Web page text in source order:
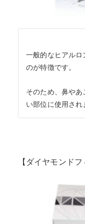
一般的なヒアル
のが特徴です。
そのため、鼻や
い部位に使用され
【ダイヤモンドフ